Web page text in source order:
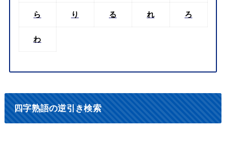
ら り る れ ろ
わ
四字熟語の逆引き検索